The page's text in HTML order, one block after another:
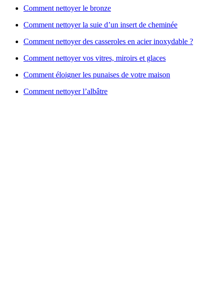
Comment nettoyer le bronze
Comment nettoyer la suie d’un insert de cheminée
Comment nettoyer des casseroles en acier inoxydable ?
Comment nettoyer vos vitres, miroirs et glaces
Comment éloigner les punaises de votre maison
Comment nettoyer l’albâtre